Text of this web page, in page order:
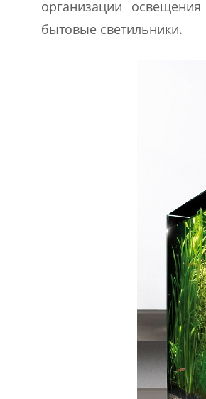
организации
бытовые светильники.